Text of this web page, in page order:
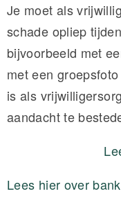
Je moet als
schade opliep
bijvoorbeeld met
met een
is als
aandacht te
Lees hier over